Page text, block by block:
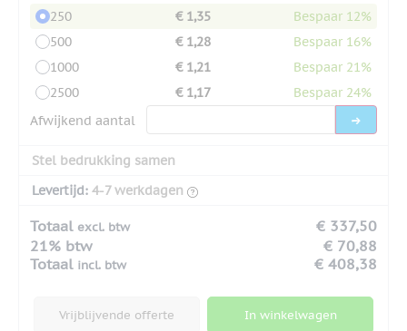
250
€ 1,35
Bespaar 12%
500
€ 1,28
Bespaar 16%
1000
€ 1,21
Bespaar 21%
2500
€ 1,17
Bespaar 24%
Afwijkend aantal
Stel bedrukking samen
Levertijd: 4-7 werkdagen
Totaal excl. btw
€ 337,50
21% btw
€ 70,88
Totaal incl. btw € 408,38
Vrijblijvende offerte In winkelwagen